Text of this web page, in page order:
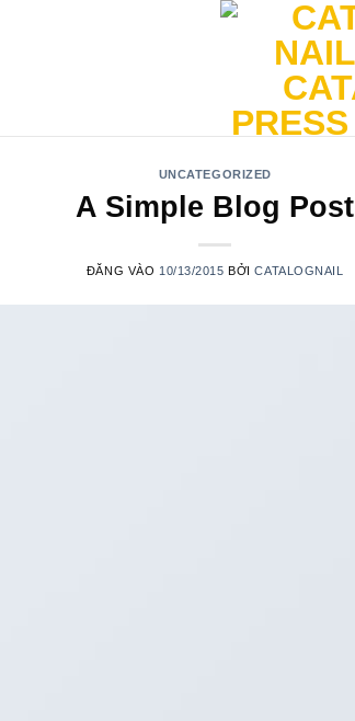
UNCATEGORIZED
A Simple Blog Post
ĐĂNG VÀO 10/13/2015 BỞICATALOGNAIL